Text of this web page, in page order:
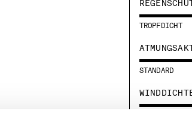
TROPFDICHT
STANDARD